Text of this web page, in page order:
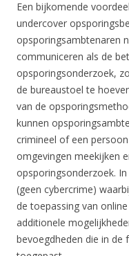
Een bijkomende
undercover
opsporingsambtenaren
communiceren als de
opsporingsonderzoek,
de bureaustoel te
van de
kunnen
crimineel of een
omgevingen meekijken
opsporingsonderzoek.
(geen cybercrime)
de toepassing van
additionele
bevoegdheden die in de